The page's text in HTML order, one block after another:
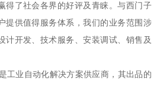
得了社会各界的好评及青睐。与西门子
提供值得服务体系，我们的业务范围涉
计开发、技术服务、安装调试、销售及
自动化解决方案供应商，其出品的